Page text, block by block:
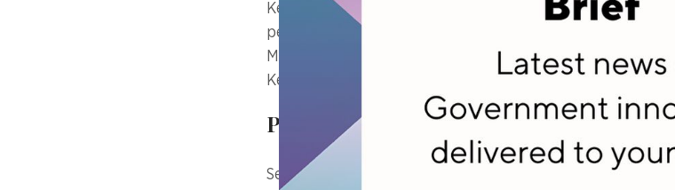
Kemenkes, Eko Sulistijo, pejabat Dinas Kesehatan
pengguna SATUSEHAT Mobile, Kevin Pratama. Diskusi
Marketing, and Communication, Tim Transformasi
Kemenkes, Karina Kusumawardani.
Perawatan kesehatan preventif
Setiaji menambahkan, SATUSEHAT diharapkan